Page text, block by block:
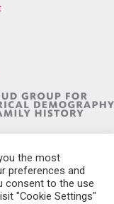
the most
preferences and
consent to the use
"Cookie Settings"